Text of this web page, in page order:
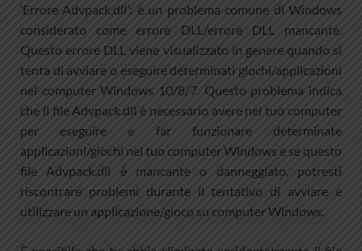
‘Errore Advpack.dll’: è un problema comune di Windows
considerato come errore DLL/errore DLL mancante.
Questo errore DLL viene visualizzato in genere quando si
tenta di avviare o eseguire determinati giochi/applicazioni
nel computer Windows 10/8/7. Questo problema indica
che il file Advpack.dll è necessario avere nel tuo computer
per eseguire e far funzionare determinate
applicazioni/giochi nel tuo computer Windows e se questo
file Advpack.dll è mancante o danneggiato, potresti
riscontrare problemi durante il tentativo di avviare e
utilizzare un applicazione/gioco su computer Windows.